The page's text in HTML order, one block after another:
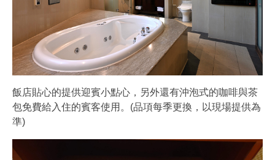
飯店貼心的提供迎賓小點心，另外還有沖泡式的咖啡與茶
包免費給入住的賓客使用。(品項每季更換，以現場提供為
準)